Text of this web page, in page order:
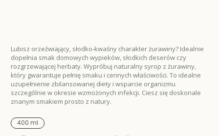
Lubisz orzeźwiający, słodko-kwaśny charakter żurawiny? Idealnie
dopełnia smak domowych wypieków, słodkich deserów czy
rozgrzewającej herbaty. Wypróbuj naturalny syrop z żurawiny,
który gwarantuje pełnię smaku i cennych właściwości. To idealne
uzupełnienie zbilansowanej diety i wsparcie organizmu
szczególnie w okresie wzmożonych infekcji. Ciesz się doskonale
znanym smakiem prosto z natury.
400 ml